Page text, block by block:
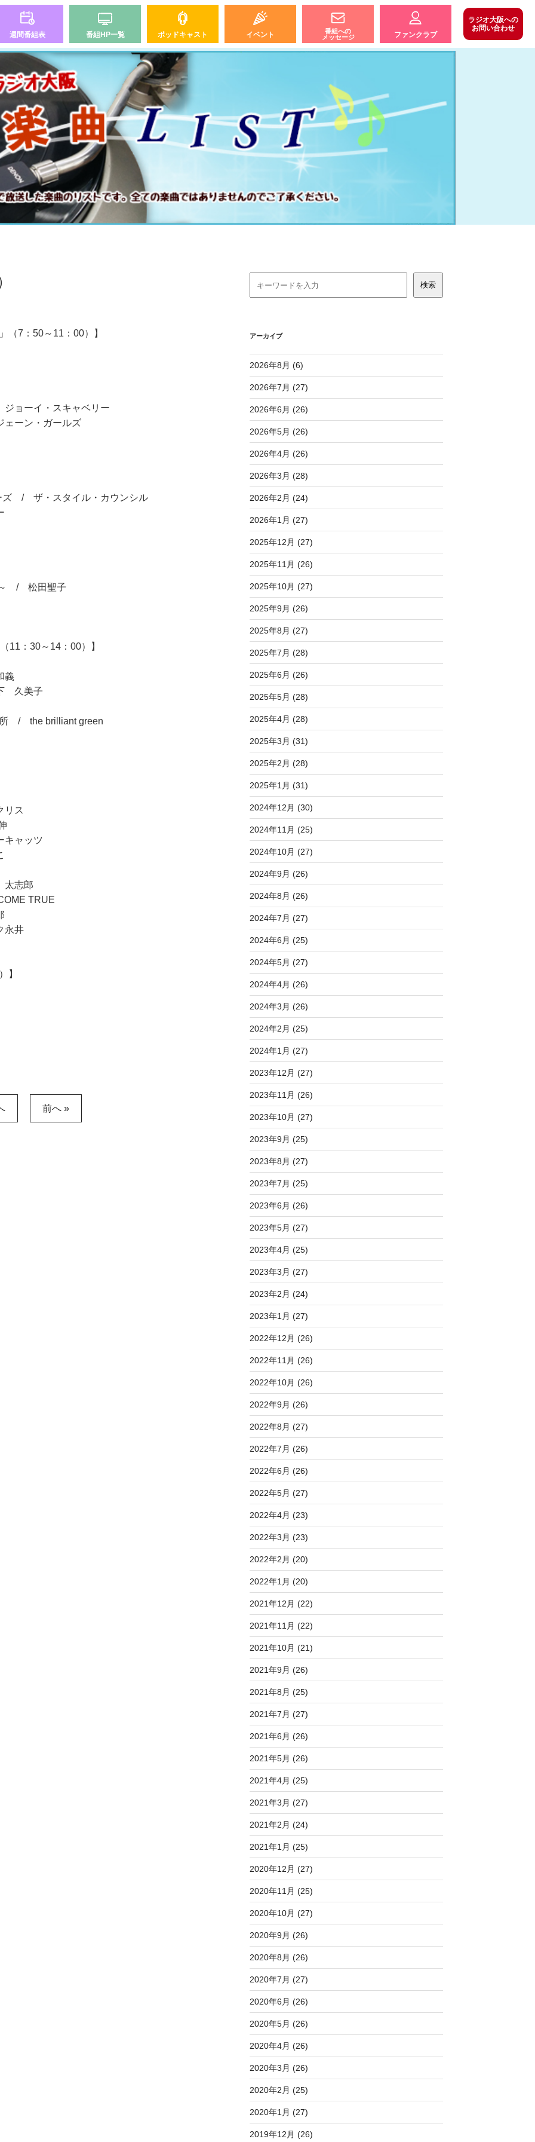
週間番組表 番組HP一覧 ポッドキャスト イベント
番組への
メッセージ
ファンクラブ
ラジオ大阪への
お問い合わせ
（7：50～11：00）】
ーイ・スキャベリー
ーン・ガールズ
ズ / ザ・スタイル・カウンシル
～ / 松田聖子
11：30～14：00）】
義
久美子
/ the brilliant green
ス
ャッツ
志郎
TRUE
永井
】
前へ »
アーカイブ
2026年8月 (6)
2026年7月 (27)
2026年6月 (26)
2026年5月 (26)
2026年4月 (26)
2026年3月 (28)
2026年2月 (24)
2026年1月 (27)
2025年12月 (27)
2025年11月 (26)
2025年10月 (27)
2025年9月 (26)
2025年8月 (27)
2025年7月 (28)
2025年6月 (26)
2025年5月 (28)
2025年4月 (28)
2025年3月 (31)
2025年2月 (28)
2025年1月 (31)
2024年12月 (30)
2024年11月 (25)
2024年10月 (27)
2024年9月 (26)
2024年8月 (26)
2024年7月 (27)
2024年6月 (25)
2024年5月 (27)
2024年4月 (26)
2024年3月 (26)
2024年2月 (25)
2024年1月 (27)
2023年12月 (27)
2023年11月 (26)
2023年10月 (27)
2023年9月 (25)
2023年8月 (27)
2023年7月 (25)
2023年6月 (26)
2023年5月 (27)
2023年4月 (25)
2023年3月 (27)
2023年2月 (24)
2023年1月 (27)
2022年12月 (26)
2022年11月 (26)
2022年10月 (26)
2022年9月 (26)
2022年8月 (27)
2022年7月 (26)
2022年6月 (26)
2022年5月 (27)
2022年4月 (23)
2022年3月 (23)
2022年2月 (20)
2022年1月 (20)
2021年12月 (22)
2021年11月 (22)
2021年10月 (21)
2021年9月 (26)
2021年8月 (25)
2021年7月 (27)
2021年6月 (26)
2021年5月 (26)
2021年4月 (25)
2021年3月 (27)
2021年2月 (24)
2021年1月 (25)
2020年12月 (27)
2020年11月 (25)
2020年10月 (27)
2020年9月 (26)
2020年8月 (26)
2020年7月 (27)
2020年6月 (26)
2020年5月 (26)
2020年4月 (26)
2020年3月 (26)
2020年2月 (25)
2020年1月 (27)
2019年12月 (26)